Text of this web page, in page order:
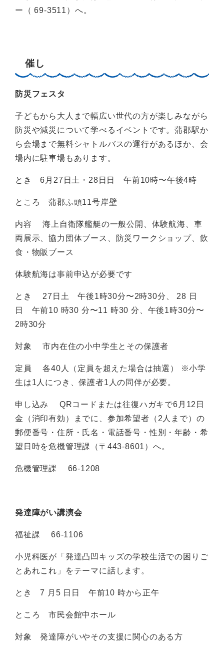
ー（ 69-3511）へ。
催し
防災フェスタ
子どもから大人まで幅広い世代の方が楽しみながら
防災や減災について学べるイベントです。蒲郡駅か
ら会場まで無料シャトルバスの運行があるほか、会
場内に駐車場もあります。
とき 6月27日土・28日日 午前10時〜午後4時
ところ 蒲郡ふ頭11号岸壁
内容 海上自衛隊艦艇の一般公開、体験航海、車
両展示、協力団体ブース、防災ワークショップ、飲
食・物販ブース
体験航海は事前申込が必要です
とき 27日土 午後1時30分〜2時30分、 28 日
日 午前10 時30 分〜11 時30 分、午後1時30分〜
2時30分
対象 市内在住の小中学生とその保護者
定員 各40人（定員を超えた場合は抽選） ※小学
生は1人につき、保護者1人の同伴が必要。
申し込み QRコードまたは往復ハガキで6月12日
金（消印有効）までに、参加希望者（2人まで）の
郵便番号・住所・氏名・電話番号・性別・年齢・希
望日時を危機管理課（〒443-8601）へ。
危機管理課 66-1208
発達障がい講演会
福祉課 66-1106
小児科医が「発達凸凹キッズの学校生活での困りご
とあれこれ」をテーマに話します。
とき 7 月5 日日 午前10 時から正午
ところ 市民会館中ホール
対象 発達障がいやその支援に関心のある方